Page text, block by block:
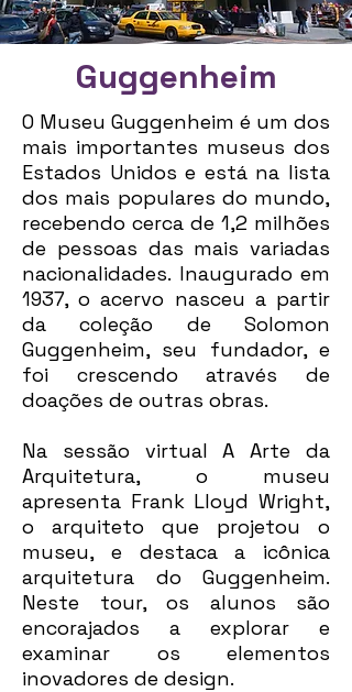
Guggenheim
O Museu Guggenheim é um dos
mais importantes museus dos
Estados Unidos e está na lista
dos mais populares do mundo,
recebendo cerca de 1,2 milhões
de pessoas das mais variadas
nacionalidades. Inaugurado em
1937, o acervo nasceu a partir
da coleção de Solomon
Guggenheim, seu fundador, e
foi crescendo através de
doações de outras obras.
Na sessão virtual A Arte da
Arquitetura, o museu
apresenta Frank Lloyd Wright,
o arquiteto que projetou o
museu, e destaca a icônica
arquitetura do Guggenheim.
Neste tour, os alunos são
encorajados a explorar e
examinar os elementos
inovadores de design.